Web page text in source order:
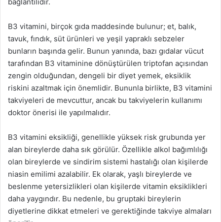
B3 vitamini, birçok gıda maddesinde bulunur; et, balık,
tavuk, fındık, süt ürünleri ve yeşil yapraklı sebzeler
bunların başında gelir. Bunun yanında, bazı gıdalar vücut
tarafından B3 vitaminine dönüştürülen triptofan açısından
zengin olduğundan, dengeli bir diyet yemek, eksiklik
riskini azaltmak için önemlidir. Bununla birlikte, B3 vitamini
takviyeleri de mevcuttur, ancak bu takviyelerin kullanımı
doktor önerisi ile yapılmalıdır.
B3 vitamini eksikliği, genellikle yüksek risk grubunda yer
alan bireylerde daha sık görülür. Özellikle alkol bağımlılığı
olan bireylerde ve sindirim sistemi hastalığı olan kişilerde
niasin emilimi azalabilir. Ek olarak, yaşlı bireylerde ve
beslenme yetersizlikleri olan kişilerde vitamin eksiklikleri
daha yaygındır. Bu nedenle, bu gruptaki bireylerin
diyetlerine dikkat etmeleri ve gerektiğinde takviye almaları